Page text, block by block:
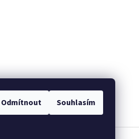
Odmítnout Souhlasím